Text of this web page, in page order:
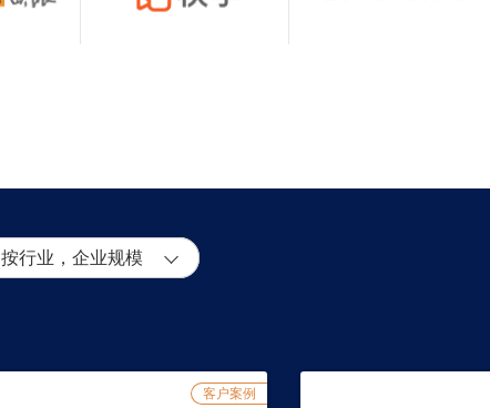
按行业，企业规模
客户案例